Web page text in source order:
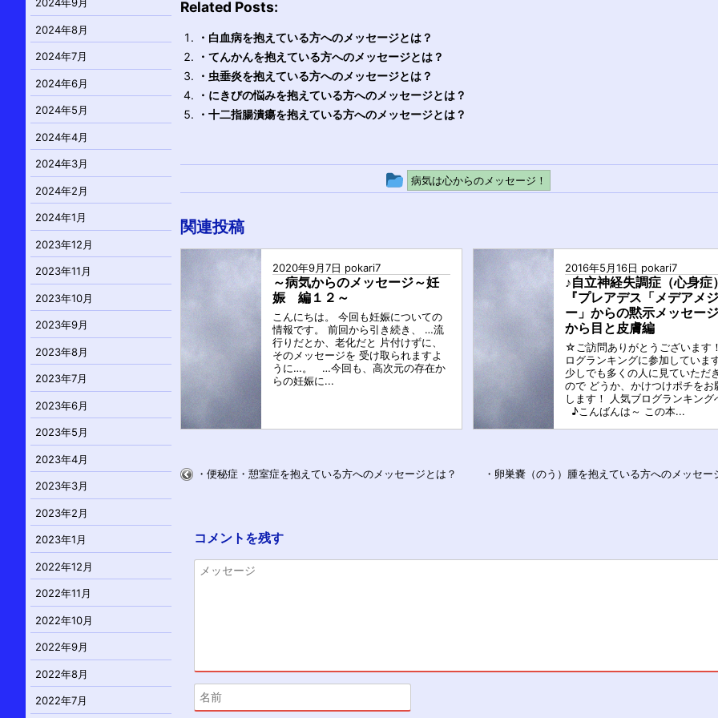
Related Posts:
・白血病を抱えている方へのメッセージとは？
・てんかんを抱えている方へのメッセージとは？
・虫垂炎を抱えている方へのメッセージとは？
・にきびの悩みを抱えている方へのメッセージとは？
・十二指腸潰瘍を抱えている方へのメッセージとは？
投
ー
プ
病気は心からのメッセージ！
関連投稿
2020年9月7日 pokari7
～病気からのメッセージ～妊
娠 編１２～
こんにちは。 今回も妊娠についての
情報です。 前回から引き続き、 …流
行りだとか、老化だと 片付けずに、
そのメッセージを 受け取られますよ
うに…。 …今回も、高次元の存在か
らの妊娠に...
2016年5月16日 pokari7
♪自立神経失調症（心身
『プレアデス「メデアメ
ー」からの黙示メッセージ
から目と皮膚編
☆ご訪問ありがとうございます
ログランキングに参加していま
少しでも多くの人に見ていただ
ので どうか、かけつけポチをお
します！ 人気ブログランキン
♪こんばんは～ この本...
・便秘症・憩室症を抱えている方へのメッセージとは？ ・卵巣嚢（のう）腫を抱えている方へのメッセー
コメントを残す
2024年9月
2024年8月
2024年7月
2024年6月
2024年5月
2024年4月
2024年3月
2024年2月
2024年1月
2023年12月
2023年11月
2023年10月
2023年9月
2023年8月
2023年7月
2023年6月
2023年5月
2023年4月
2023年3月
2023年2月
2023年1月
2022年12月
2022年11月
2022年10月
2022年9月
2022年8月
2022年7月